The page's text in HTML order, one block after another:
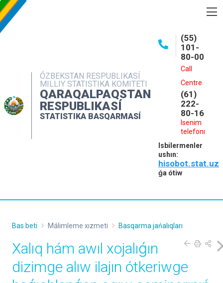
ÓZBEKSTAN RESPUBLIKASÍ
MILLIY STATISTIKA KOMITETI
QARAQALPAQSTAN
RESPUBLIKASÍ
STATISTIKA BASQARMASÍ
(55)
101-
80-00
Call
Centre
(61)
222-
80-16
Isenim
telefonı
Isbilermenler
ushın:
hisobot.stat.uz
ǵa ótiw
INTERAKTIV XIZMETLER
MÁLIMLEME XIZMETI
MÚRÁJAATLAR
Bas beti Málimleme xızmeti Basqarma jańalıqları
Xalıq hám awıl xojalıǵın
dizimge alıw ilajın ótkeriwge